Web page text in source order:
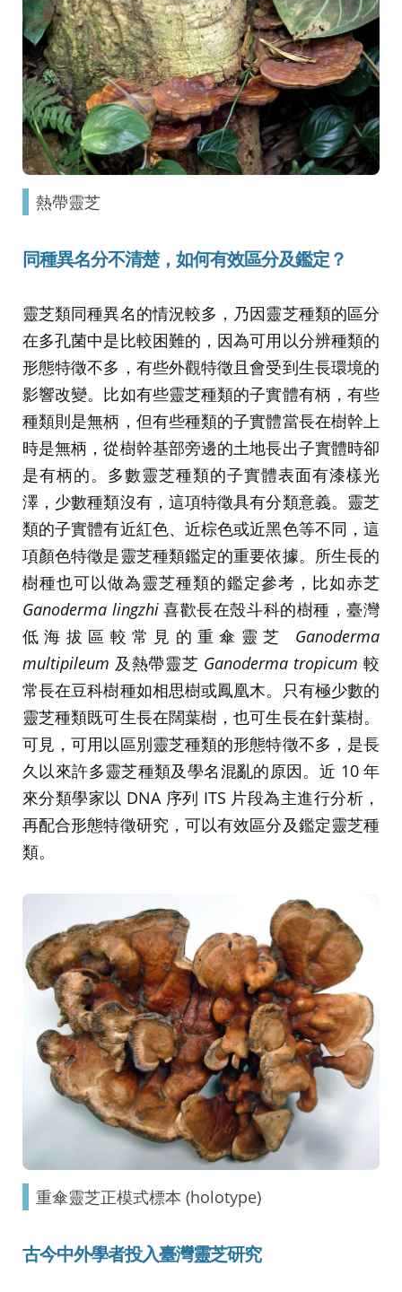
熱帶靈芝
同種異名分不清楚，如何有效區分及鑑定？
靈芝類同種異名的情況較多，乃因靈芝種類的區分
在多孔菌中是比較困難的，因為可用以分辨種類的
形態特徵不多，有些外觀特徵且會受到生長環境的
影響改變。比如有些靈芝種類的子實體有柄，有些
種類則是無柄，但有些種類的子實體當長在樹幹上
時是無柄，從樹幹基部旁邊的土地長出子實體時卻
是有柄的。多數靈芝種類的子實體表面有漆樣光
澤，少數種類沒有，這項特徵具有分類意義。靈芝
類的子實體有近紅色、近棕色或近黑色等不同，這
項顏色特徵是靈芝種類鑑定的重要依據。所生長的
樹種也可以做為靈芝種類的鑑定參考，比如赤芝
Ganoderma lingzhi喜歡長在殼斗科的樹種，臺灣
低海拔區較常見的重傘靈芝 Ganoderma
multipileum 及熱帶靈芝 Ganoderma tropicum 較
常長在豆科樹種如相思樹或鳳凰木。只有極少數的
靈芝種類既可生長在闊葉樹，也可生長在針葉樹。
可見，可用以區別靈芝種類的形態特徵不多，是長
久以來許多靈芝種類及學名混亂的原因。近 10 年
來分類學家以 DNA 序列 ITS 片段為主進行分析，
再配合形態特徵研究，可以有效區分及鑑定靈芝種
類。
重傘靈芝正模式標本 (holotype)
古今中外學者投入臺灣靈芝研究